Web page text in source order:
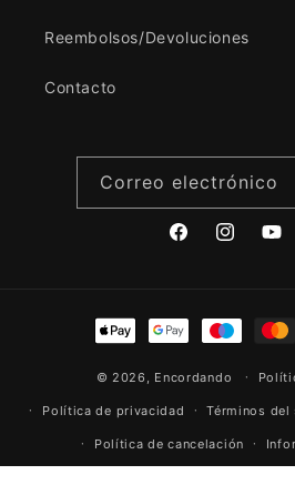
Reembolsos/Devoluciones
Contacto
Correo electrónico
FacebookInstagram
Formas
de
pago
© 2026, Encordando
Política de privacidad Términos del
Política de cancelación